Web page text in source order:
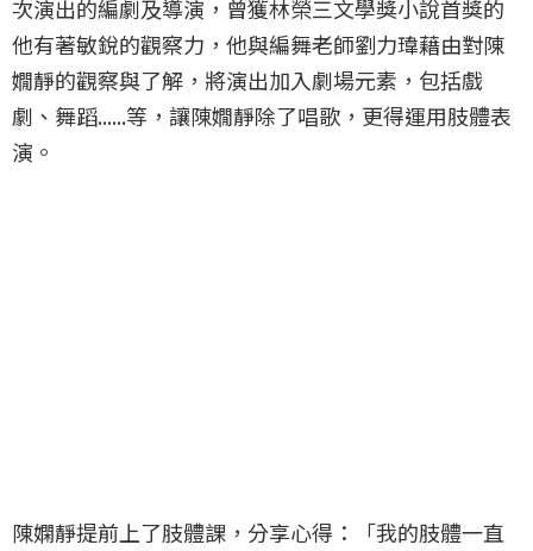
次演出的編劇及導演，曾獲林榮三文學獎小說首獎的
他有著敏銳的觀察力，他與編舞老師劉力瑋藉由對陳
嫺靜的觀察與了解，將演出加入劇場元素，包括戲
劇、舞蹈......等，讓陳嫺靜除了唱歌，更得運用肢體表
演。
陳嫻靜提前上了肢體課，分享心得：「我的肢體一直